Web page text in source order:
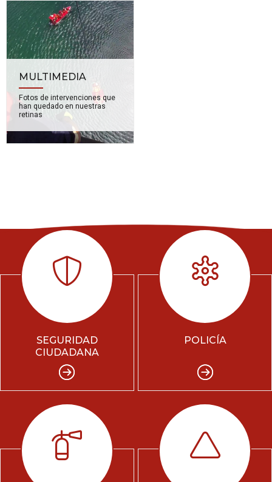
MULTIMEDIA
Fotos de intervenciones que
han quedado en nuestras
retinas
SEGURIDAD
CIUDADANA
POLICÍA